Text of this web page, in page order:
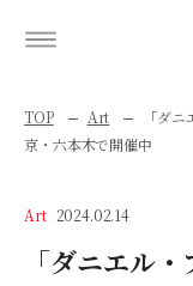
TOP Art
「ダ
京・六本木で開催中
Art 2024.02.14
「ダニエル